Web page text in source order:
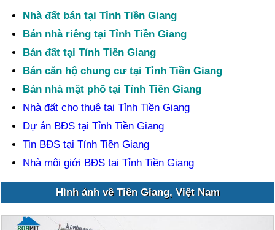
Nhà đất bán tại Tỉnh Tiền Giang
Bán nhà riêng tại Tỉnh Tiền Giang
Bán đất tại Tỉnh Tiền Giang
Bán căn hộ chung cư tại Tỉnh Tiền Giang
Bán nhà mặt phố tại Tỉnh Tiền Giang
Nhà đất cho thuê tại Tỉnh Tiền Giang
Dự án BĐS tại Tỉnh Tiền Giang
Tin BĐS tại Tỉnh Tiền Giang
Nhà môi giới BĐS tại Tỉnh Tiền Giang
Hình ảnh về Tiền Giang, Việt Nam